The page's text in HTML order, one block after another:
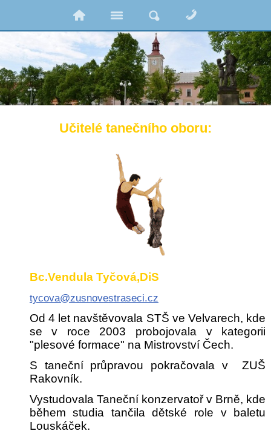
Učitelé tanečního oboru:
Bc.Vendula Tyčová,DiS
tycova@zusnovestraseci.cz
Od 4 let navštěvovala STŠ ve Velvarech, kde
se v roce 2003 probojovala v kategorii
"plesové formace" na Mistrovství Čech.
S taneční průpravou pokračovala v ZUŠ
Rakovník.
Vystudovala Taneční konzervatoř v Brně, kde
během studia tančila dětské role v baletu
Louskáček.